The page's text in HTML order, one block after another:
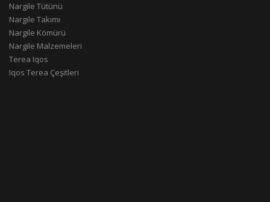
Nargile Tütünü
Nargile Takımı
Nargile Kömürü
Nargile Malzemeleri
Terea Iqos
Iqos Terea Çeşitleri